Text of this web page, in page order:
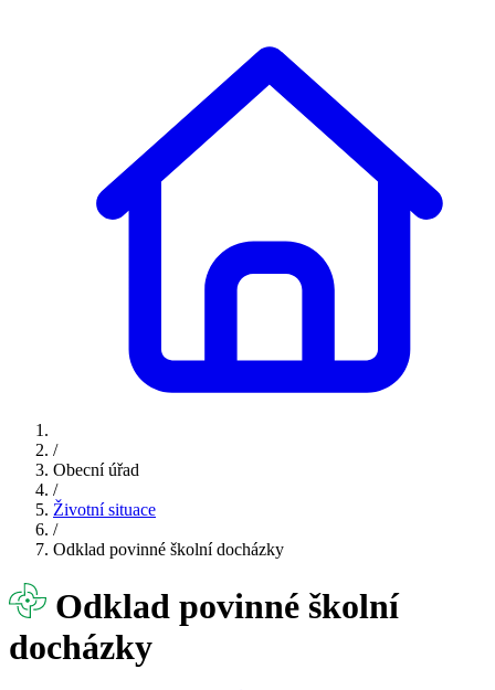
/
Obecní úřad
/
Životní situace
/
Odklad povinné školní docházky
Odklad povinné školní
docházky